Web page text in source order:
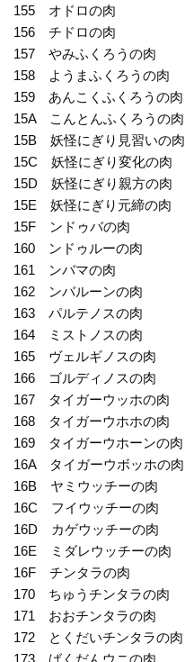
155 オドロの肉
156 チドロの肉
157 やみふくろうの肉
158 ようまふくろうの肉
159 あんこくふくろうの肉
15A こんとんふくろうの肉
15B 妖怪にぎり見習いの肉
15C 妖怪にぎり変化の肉
15D 妖怪にぎり親方の肉
15E 妖怪にぎり元締の肉
15F ンドゥバの肉
160 ンドゥルーの肉
161 ンバマの肉
162 ンバルーンの肉
163 パルテノスの肉
164 ミストノスの肉
165 ヴェルギノスの肉
166 ゴルディノスの肉
167 タイガーウッホの肉
168 タイガーウホホの肉
169 タイガーウホーンの肉
16A タイガーウボッホの肉
16B ヤミウッチーの肉
16C フイウッチーの肉
16D カゲウッチーの肉
16E ミダレウッチーの肉
16F チンタラの肉
170 ちゅうチンタラの肉
171 おおチンタラの肉
172 とくだいチンタラの肉